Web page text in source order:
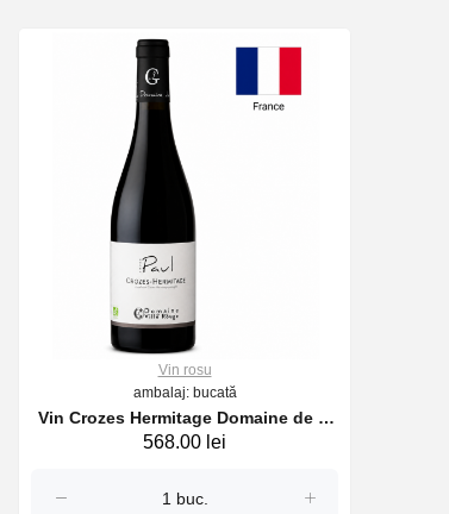
Vin rosu
ambalaj: bucată
Vin Crozes Hermitage Domaine de la
Ville Rouge, Rosu sec, 750ml, 2023
568.00 lei